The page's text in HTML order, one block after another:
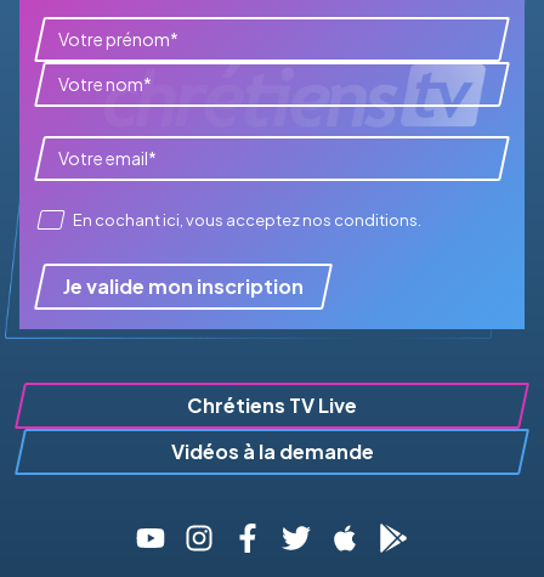
En cochant ici, vous accepteznos conditions
Je valide mon inscription
Chrétiens TV Live
Vidéos à la demande